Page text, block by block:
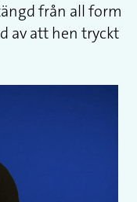
från all form
av att hen tryckt